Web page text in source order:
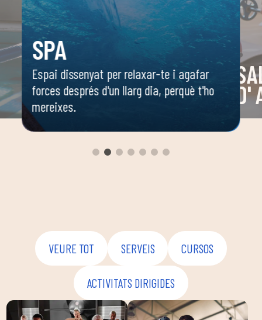
SPA
Espai dissenyat per relaxar-te i agafar
forces després d'un llarg dia, perquè t'ho
mereixes.
D'
VEURE TOT SERVEIS CURSOS
ACTIVITATS DIRIGIDES